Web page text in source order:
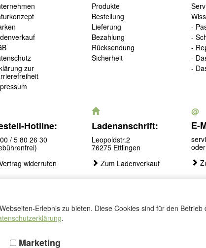
Erlebnis zu bieten. Diese Cookies sind für den
.
Marketing
zur
Produkte
Bestellung
Lieferung
Bezahlung
Rücksendung
Sicherheit
-
-
-
-
-
Hotline:
/ 5 80 26 30
widerrufen
Ladenanschrift:
Leopoldstr.2
76275 Ettlingen
Zum Ladenverkauf
@
E-